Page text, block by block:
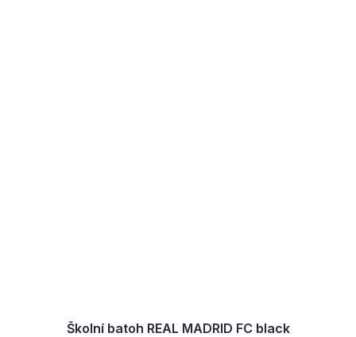
Školní batoh REAL MADRID FC black